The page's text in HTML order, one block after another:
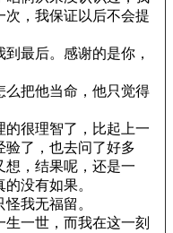
次，我保证以后不会提
最后。感谢的是你，
把他当命，他只觉得
很理智了，比起上一
验了，也去问了好多
想，结果呢，还是一
没有如果。
我无福留。
一世，而我在这一刻